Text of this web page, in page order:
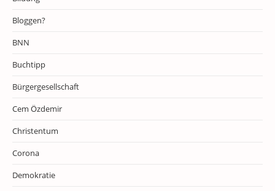
Bloggen?
BNN
Buchtipp
Bürgergesellschaft
Cem Özdemir
Christentum
Corona
Demokratie